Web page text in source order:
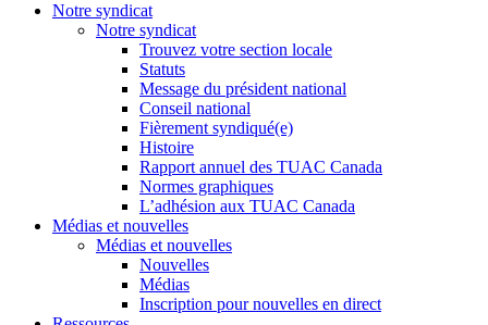
Notre syndicat
Notre syndicat
Trouvez votre section locale
Statuts
Message du président national
Conseil national
Fièrement syndiqué(e)
Histoire
Rapport annuel des TUAC Canada
Normes graphiques
L’adhésion aux TUAC Canada
Médias et nouvelles
Médias et nouvelles
Nouvelles
Médias
Inscription pour nouvelles en direct